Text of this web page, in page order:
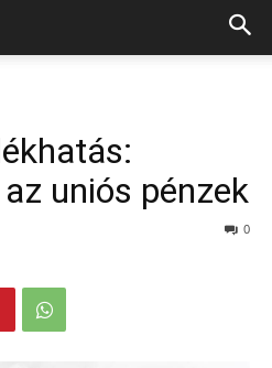
uniós pénzek
0